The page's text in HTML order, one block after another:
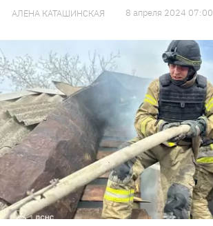
АЛЕНА КАТАШИНСКАЯ 8 апреля 2024 07:00